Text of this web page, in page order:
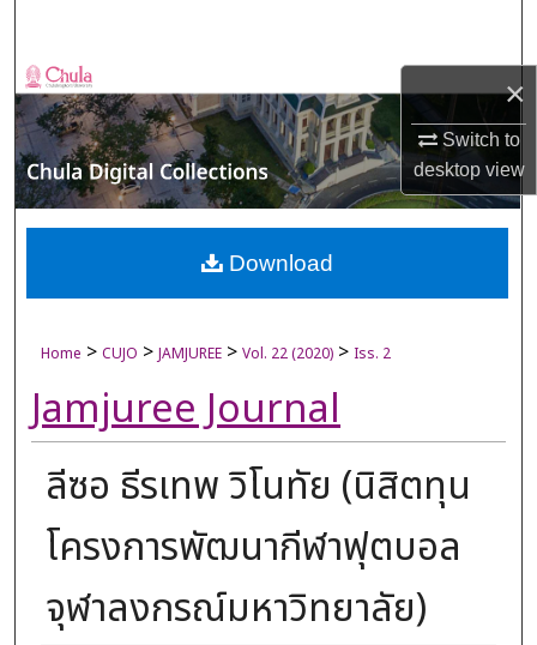
×
Switch to
desktopview
Browse Collections
My Account
About
Digital Commons Network™
Home > CUJO > JAMJUREE > Vol. 22 (2020) > Iss. 2
Jamjuree Journal
ลีซอ ธีรเทพ วิโนทัย (นิสิตทุน
โครงการพัฒนากีฬาฟุตบอล
จุฬาลงกรณ์มหาวิทยาลัย)
Download